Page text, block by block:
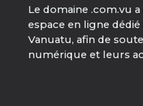
Le domaine .com.vu
espace en ligne
Vanuatu, afin de
numérique et leurs